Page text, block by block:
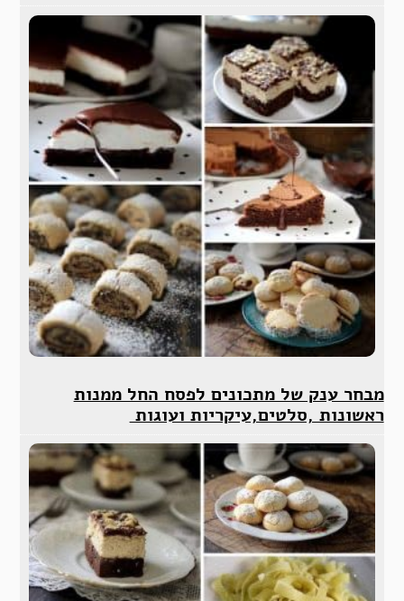
מבחר ענק של מתכונים לפסח החל ממנות
ראשונות ,סלטים,עיקריות ועוגות